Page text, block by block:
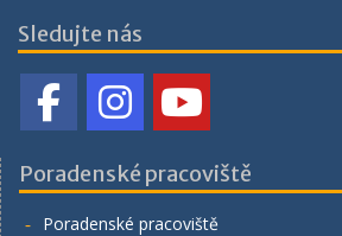
Sledujte nás
Poradenské pracoviště
Poradenské pracoviště